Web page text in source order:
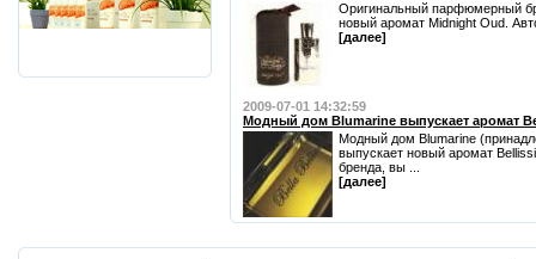
Оригинальный парфюмерный
новый аромат Midnight Oud.
[далее]
2009-07-01 14:32:59
Модный дом Blumarine выпускает аромат
Модный дом Blumarine
выпускает новый аромат
бренда, вы ...
[далее]